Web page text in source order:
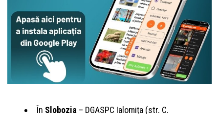
În Slobozia – DGASPC Ialomița (str. C.